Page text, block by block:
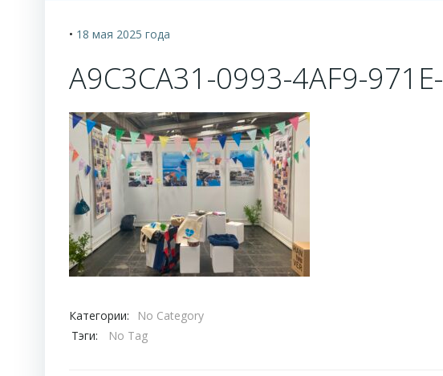
• 18 мая 2025 года
A9C3CA31-0993-4AF9-
Категории:
No Category
Тэги:
No Tag